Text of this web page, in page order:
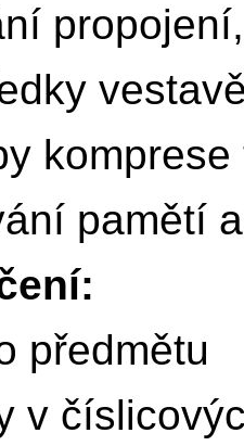
komprese
pamětí
předmětu
v